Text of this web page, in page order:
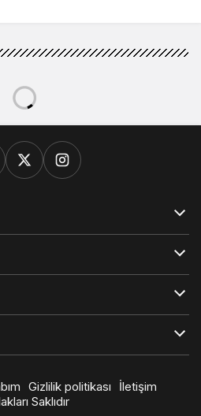
Gizlilik politikası
İletişim
Saklıdır